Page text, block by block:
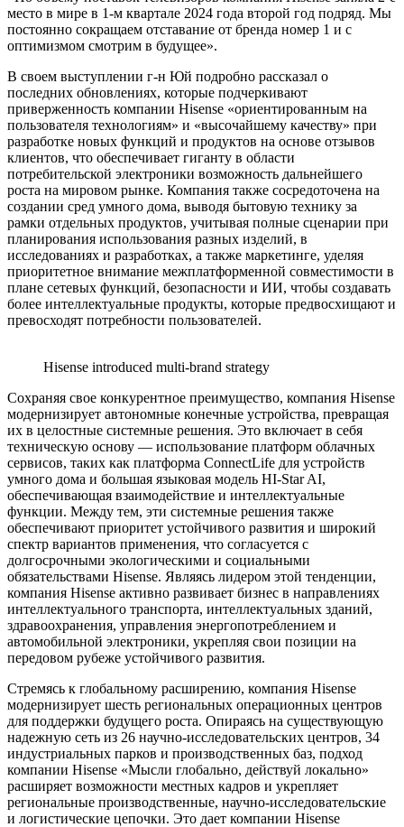
место в мире в 1-м квартале 2024 года второй год подряд. Мы
постоянно сокращаем отставание от бренда номер 1 и с
оптимизмом смотрим в будущее».
В своем выступлении г-н Юй подробно рассказал о
последних обновлениях, которые подчеркивают
приверженность компании Hisense «ориентированным на
пользователя технологиям» и «высочайшему качеству» при
разработке новых функций и продуктов на основе отзывов
клиентов, что обеспечивает гиганту в области
потребительской электроники возможность дальнейшего
роста на мировом рынке. Компания также сосредоточена на
создании сред умного дома, выводя бытовую технику за
рамки отдельных продуктов, учитывая полные сценарии при
планирования использования разных изделий, в
исследованиях и разработках, а также маркетинге, уделяя
приоритетное внимание межплатформенной совместимости в
плане сетевых функций, безопасности и ИИ, чтобы создавать
более интеллектуальные продукты, которые предвосхищают и
превосходят потребности пользователей.
Hisense introduced multi-brand strategy
Сохраняя свое конкурентное преимущество, компания Hisense
модернизирует автономные конечные устройства, превращая
их в целостные системные решения. Это включает в себя
техническую основу — использование платформ облачных
сервисов, таких как платформа ConnectLife для устройств
умного дома и большая языковая модель HI-Star AI,
обеспечивающая взаимодействие и интеллектуальные
функции. Между тем, эти системные решения также
обеспечивают приоритет устойчивого развития и широкий
спектр вариантов применения, что согласуется с
долгосрочными экологическими и социальными
обязательствами Hisense. Являясь лидером этой тенденции,
компания Hisense активно развивает бизнес в направлениях
интеллектуального транспорта, интеллектуальных зданий,
здравоохранения, управления энергопотреблением и
автомобильной электроники, укрепляя свои позиции на
передовом рубеже устойчивого развития.
Стремясь к глобальному расширению, компания Hisense
модернизирует шесть региональных операционных центров
для поддержки будущего роста. Опираясь на существующую
надежную сеть из 26 научно-исследовательских центров, 34
индустриальных парков и производственных баз, подход
компании Hisense «Мысли глобально, действуй локально»
расширяет возможности местных кадров и укрепляет
региональные производственные, научно-исследовательские
и логистические цепочки. Это дает компании Hisense